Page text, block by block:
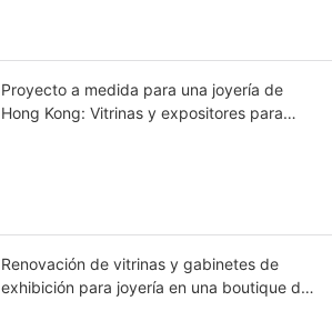
Proyecto a medida para una joyería de
Hong Kong: Vitrinas y expositores para
Renovación de vitrinas y gabinetes de
exhibición para joyería en una boutique de